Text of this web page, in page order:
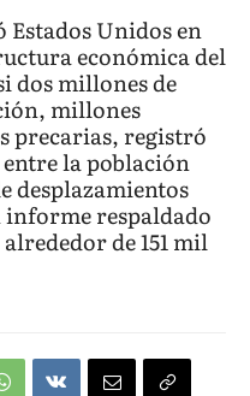
Unidos en
económica del
dos millones de
millones
precarias, registró
la población
desplazamientos
informe respaldado
de 151 mil